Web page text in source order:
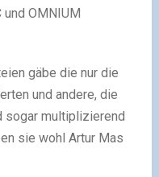
OMNIUM
gäbe die nur die
und andere, die
sogar multiplizierend
sie wohl Artur Mas